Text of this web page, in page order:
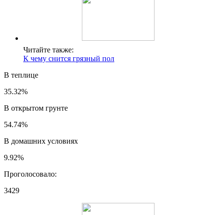
Читайте также:
К чему снится грязный пол
В теплице
35.32%
В открытом грунте
54.74%
В домашних условиях
9.92%
Проголосовало:
3429